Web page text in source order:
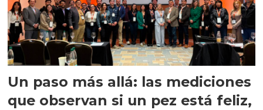
Un paso más allá: las mediciones
que observan si un pez está feliz,